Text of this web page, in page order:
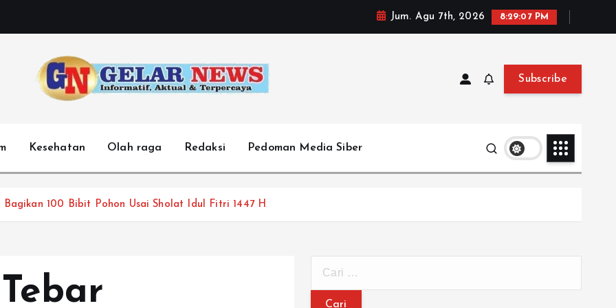
Jum. Agu 7th, 2026 8:29:09 PM
Subscribe
Kesehatan Olah raga Redaksi Pedoman Media Siber
Bagikan 100 Bibit Pohon Usai Sholat Idul Fitri 1447 H